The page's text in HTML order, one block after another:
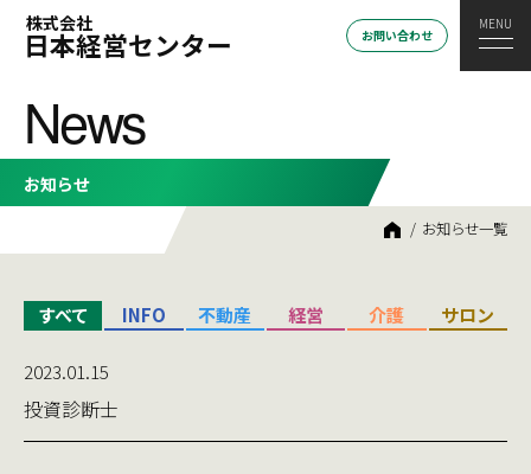
株式会社
日本経営センター お問い合わせ
News
お知らせ
HOME
お知らせ一覧
すべて INFO 不動産 経営 介護 サロン
2023.01.15
投資診断士